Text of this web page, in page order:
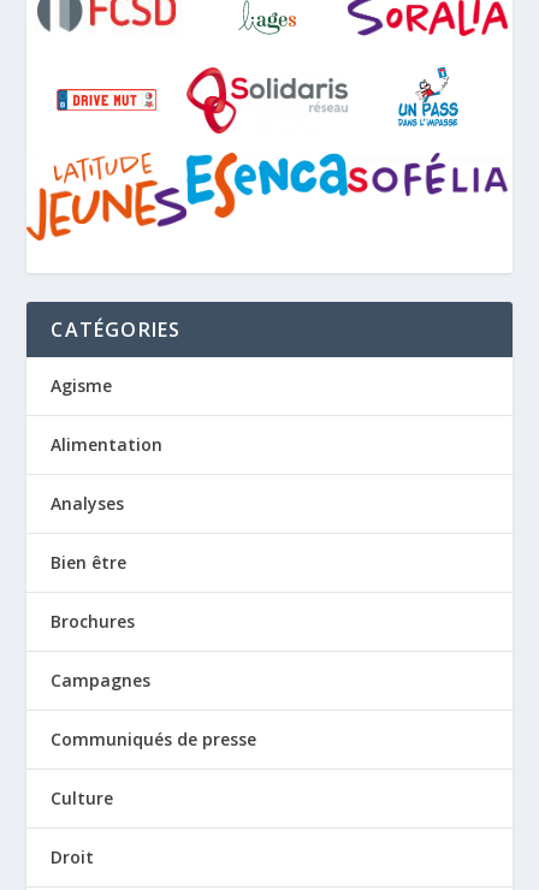
CATÉGORIES
Agisme
Alimentation
Analyses
Bien être
Brochures
Campagnes
Communiqués de presse
Culture
Droit